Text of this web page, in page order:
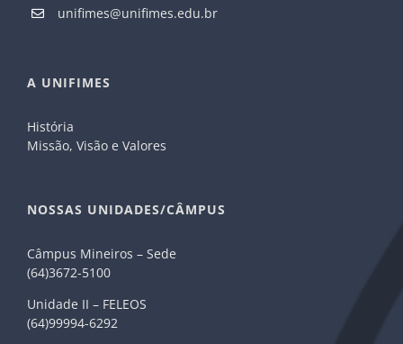
unifimes@unifimes.edu.br
A UNIFIMES
História
Missão, Visão e Valores
NOSSAS UNIDADES/CÂMPUS
Câmpus Mineiros – Sede
(64)3672-5100
Unidade II – FELEOS
(64)99994-6292